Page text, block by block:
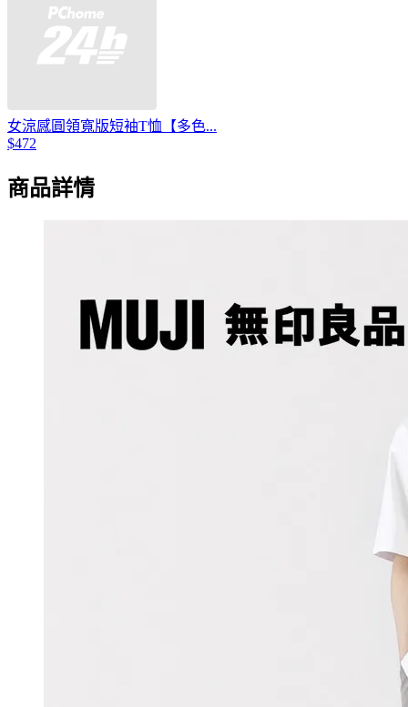
女涼感圓領寬版短袖T恤【多色...
$472
商品詳情